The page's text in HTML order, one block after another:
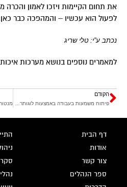
את תחום הקיימות ויזכו לאמון והכרה
לפעול הוא עכשיו – והמהפכה כבר
נכתב ע”י: טלי שריג
למאמרים נוספים בנושא מערכות
הקודם
דף הבית
אודות
צור קשר
ספר הנהלים